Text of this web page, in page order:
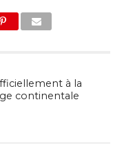
à la
continentale